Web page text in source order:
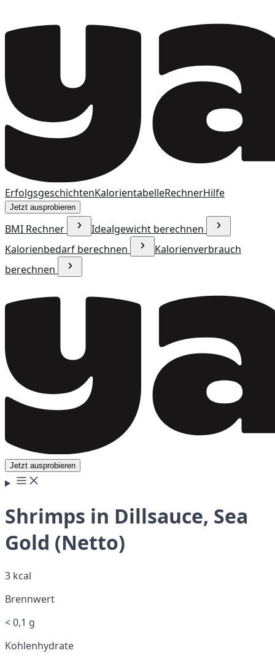
ErfolgsgeschichtenKalorientabelleRechnerHilfe
Jetzt ausprobieren
BMI Rechner
Idealgewicht berechnen
Kalorienbedarf berechnen
Kalorienverbrauch
berechnen
Jetzt ausprobieren
Shrimps in Dillsauce, Sea
Gold (Netto)
3 kcal
Brennwert
< 0,1 g
Kohlenhydrate